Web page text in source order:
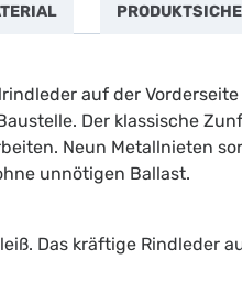
auf der
Der klassische
Neun Metallnieten
unnötigen Ballast.
Das kräftige Rindleder